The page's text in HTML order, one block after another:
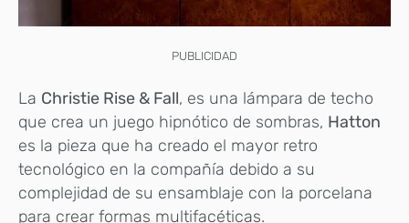
PUBLICIDAD
La Christie Rise & Fall, es una lámpara de techo
que crea un juego hipnótico de sombras, Hatton
es la pieza que ha creado el mayor retro
tecnológico en la compañía debido a su
complejidad de su ensamblaje con la porcelana
para crear formas multifacéticas.